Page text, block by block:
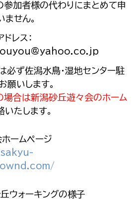
参加者様の代わりにまとめて申
せん。
レス：
ず佐潟水鳥・湿地センター駐
願いします。
場合は新潟砂丘遊々会のホーム
たします。
ームページ
ウォーキングの様子